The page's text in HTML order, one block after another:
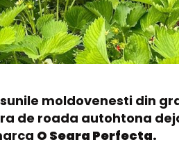
moldovenesti din
de roada autohtona
O Seara Perfecta.